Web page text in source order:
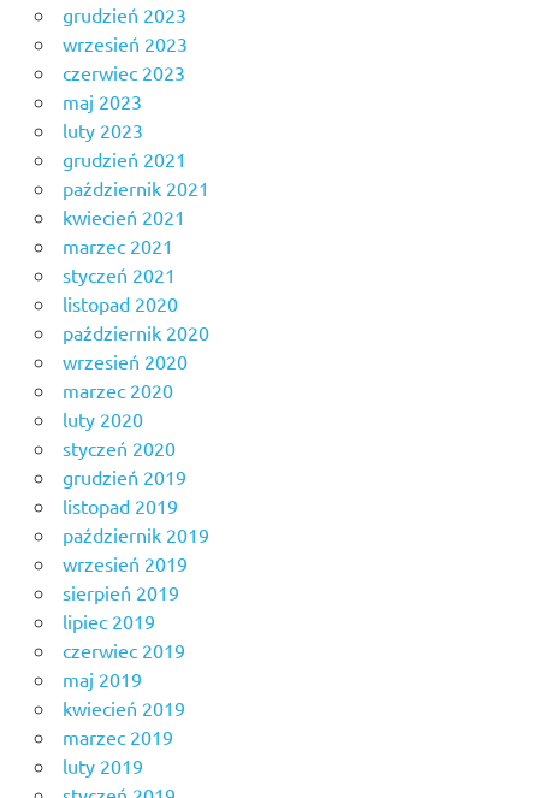
grudzień 2023
wrzesień 2023
czerwiec 2023
maj 2023
luty 2023
grudzień 2021
październik 2021
kwiecień 2021
marzec 2021
styczeń 2021
listopad 2020
październik 2020
wrzesień 2020
marzec 2020
luty 2020
styczeń 2020
grudzień 2019
listopad 2019
październik 2019
wrzesień 2019
sierpień 2019
lipiec 2019
czerwiec 2019
maj 2019
kwiecień 2019
marzec 2019
luty 2019